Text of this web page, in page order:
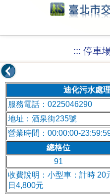
::: 停車
迪化污水處
服務電話：0225046290
地址：酒泉街235號
營業時間：00:00:00-
總格位
91
收費說明：小型車：計時 20
日4,800元